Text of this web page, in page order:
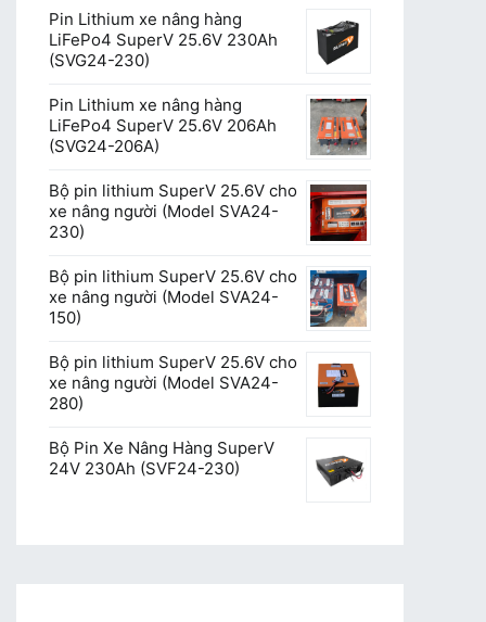
Pin Lithium xe nâng hàng
LiFePo4 SuperV 25.6V 230Ah
(SVG24-230)
Pin Lithium xe nâng hàng
LiFePo4 SuperV 25.6V 206Ah
(SVG24-206A)
Bộ pin lithium SuperV 25.6V cho
xe nâng người (Model SVA24-
230)
Bộ pin lithium SuperV 25.6V cho
xe nâng người (Model SVA24-
150)
Bộ pin lithium SuperV 25.6V cho
xe nâng người (Model SVA24-
280)
Bộ Pin Xe Nâng Hàng SuperV
24V 230Ah (SVF24-230)